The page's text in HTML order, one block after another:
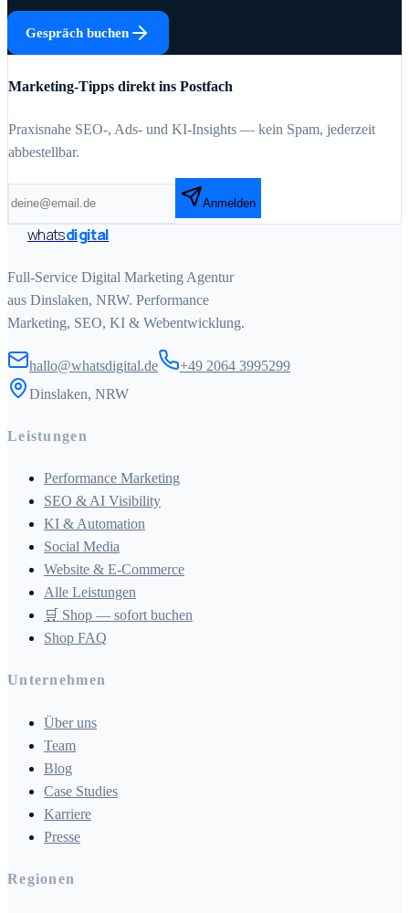
Gespräch buchen
Marketing-Tipps direkt ins Postfach
Praxisnahe SEO-, Ads- und KI-Insights — kein Spam, jederzeit
abbestellbar.
Anmelden
whatsdigital
Full-Service Digital Marketing Agentur
aus Dinslaken, NRW. Performance
Marketing, SEO, KI & Webentwicklung.
hallo@whatsdigital.de
+49 2064 3995299
Dinslaken, NRW
Leistungen
Performance Marketing
SEO & AI Visibility
KI & Automation
Social Media
Website & E-Commerce
Alle Leistungen
🛒 Shop — sofort buchen
Shop FAQ
Unternehmen
Über uns
Team
Blog
Case Studies
Karriere
Presse
Regionen